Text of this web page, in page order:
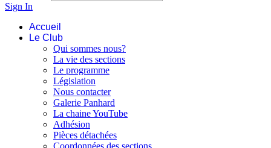
Sign In
Accueil
Le Club
Qui sommes nous?
La vie des sections
Le programme
Législation
Nous contacter
Galerie Panhard
La chaine YouTube
Adhésion
Pièces détachées
Coordonnées des sections